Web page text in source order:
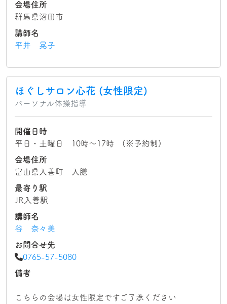
会場住所
群馬県沼田市
講師名
平井 晃子
ほぐしサロン心花 (女性限定)
パーソナル体操指導
開催日時
平日・土曜日 10時～17時 (※予約制)
会場住所
富山県入善町 入膳
最寄り駅
JR入善駅
講師名
谷 奈々美
お問合せ先
0765-57-5080
備考
こちらの会場は女性限定ですご了承ください